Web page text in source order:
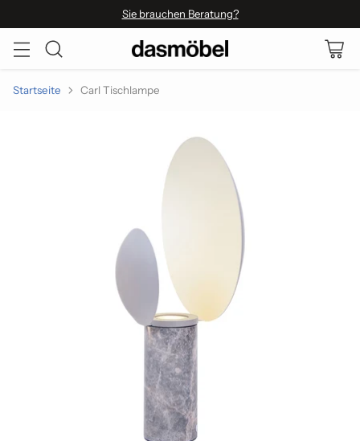
Sie brauchen Beratung?
Startseite Carl Tischlampe